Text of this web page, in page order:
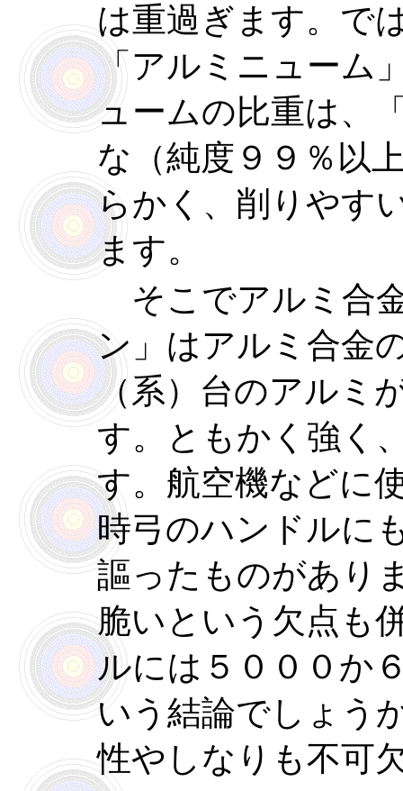
は重過ぎます。で
「アルミニューム
ュームの比重は、
な（純度９９％以
らかく、削りやす
ます。
そこでアルミ合
ン」はアルミ合金
（系）台のアルミ
す。ともかく強く
す。航空機などに
時弓のハンドルに
謳ったものがあり
脆いという欠点も
ルには５０００か
いう結論でしょう
性やしなりも不可